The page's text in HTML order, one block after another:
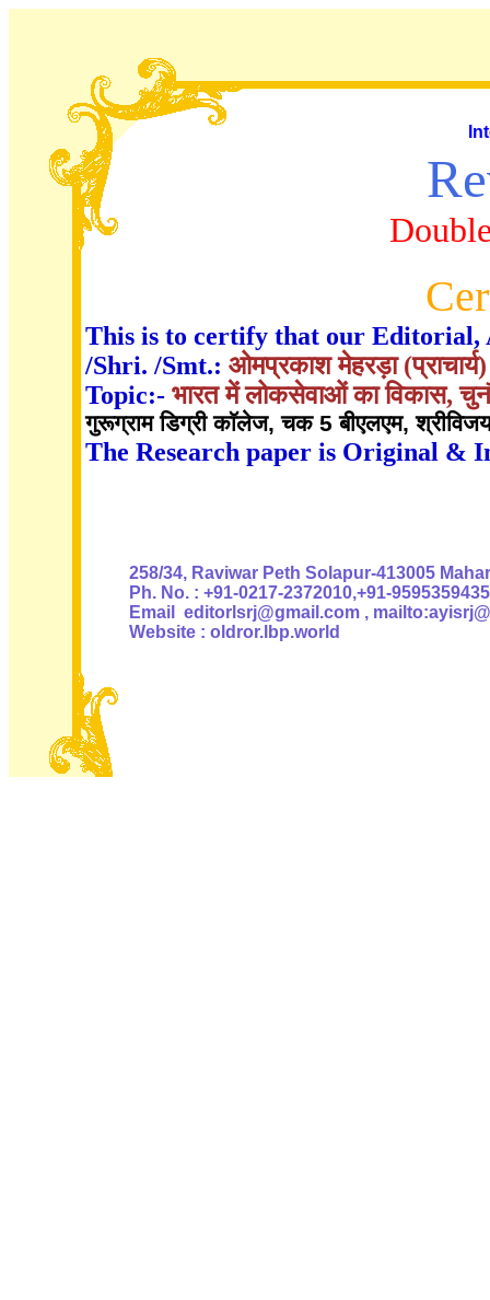
This is to certify that our Editorial,
/Shri. /Smt.: ओमप्रकाश मेहरड़ा
Topic:- भारत में लोकसेवाओं का विकास,
गुरूग्राम डिग्री काॅलेज, चक 5 बीएलएम,
The Research paper is Original &
258/34, Raviwar Peth Solapur-413005
Ph. No. : +91-0217-2372010,+91-9595359435
Email editorlsrj@gmail.com ,
Website : oldror.lbp.world